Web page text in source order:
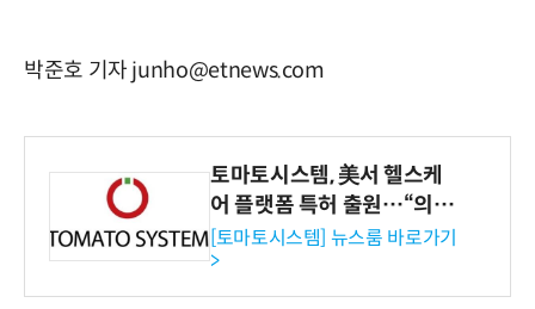
박준호 기자 junho@etnews.com
토마토시스템, 美서 헬스케
어 플랫폼 특허 출원…“의료
기관·보험사 공략”
[토마토시스템] 뉴스룸 바로가기
>